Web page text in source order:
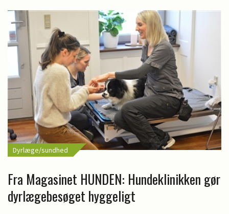
Dyrlæge/sundhed
Fra Magasinet HUNDEN: Hundeklinikken gør
dyrlægebesøget hyggeligt